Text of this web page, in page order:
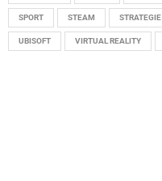
SPORT STEAM STRATEGIE
UBISOFT VIRTUAL REALITY